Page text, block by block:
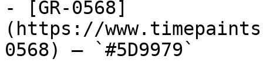
- [GR-0568]
(https://
0568) — `#5D9979`